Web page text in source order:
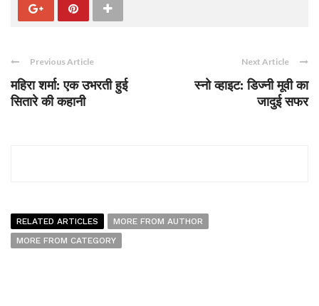
Previous Article
महिरा शर्मा: एक उभरती हुई
सितारे की कहानी
Next Article
स्नो व्हाइट: डिज्नी मूवी का
जादुई सफर
RELATED ARTICLES
MORE FROM AUTHOR
MORE FROM CATEGORY